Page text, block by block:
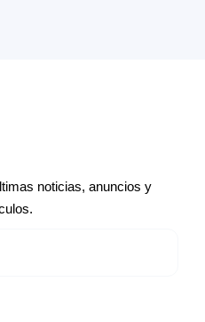
noticias, anuncios y